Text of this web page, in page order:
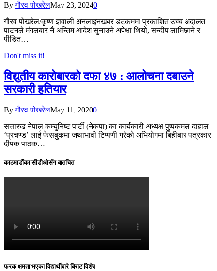
By गौरव पोखरेलMay 23, 20240
गौरव पोखरेल/कृष्ण ज्ञवाली अनलाइनखबर डटकममा प्रकाशित उच्च अदालत
पाटनले मंगलबार नै अन्तिम आदेश सुनाउने अपेक्षा थियो, सन्दीप लामिछाने र
पीडित…
Don't miss it!
विद्युतीय कारोबारको दफा ४७ : आलोचना दबाउने
सरकारी हतियार
By गौरव पोखरेलMay 11, 20200
सत्तारुढ नेपाल कम्युनिष्ट पार्टी (नेकपा) का कार्यकारी अध्यक्ष पुष्पकमल दाहाल
‘प्रचण्ड’ लाई फेसबुकमा जथाभावी टिप्पणी गरेको अभियोगमा बिहीबार पत्रकार
दीपक पाठक…
काठमाडौंका सीडीओसँग बातचित
फरक क्षमता भएका विद्यार्थीबारे बिराट विशेष